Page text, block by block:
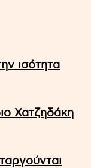
ισότητα
Χατζηδάκη